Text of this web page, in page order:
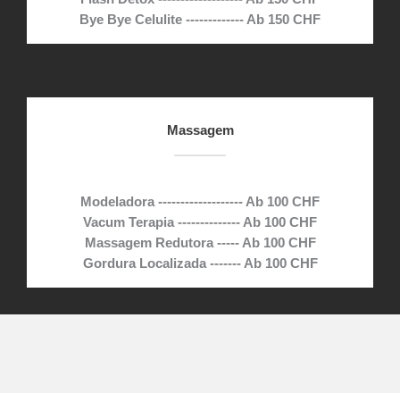
Bye Bye Celulite ------------- Ab 150 CHF
Massagem
Modeladora ------------------- Ab 100 CHF
Vacum Terapia -------------- Ab 100 CHF
Massagem Redutora ----- Ab 100 CHF
Gordura Localizada ------- Ab 100 CHF